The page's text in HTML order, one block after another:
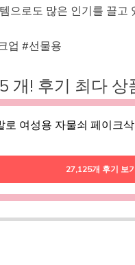
으로도 많은 인기를 끌고
업 #선물용
개! 후기 최다 상
로 여성용 자물쇠 페이크
27,125개 후기 보